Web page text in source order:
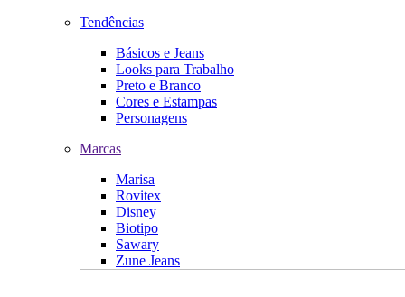
Tendências
Básicos e Jeans
Looks para Trabalho
Preto e Branco
Cores e Estampas
Personagens
Marcas
Marisa
Rovitex
Disney
Biotipo
Sawary
Zune Jeans